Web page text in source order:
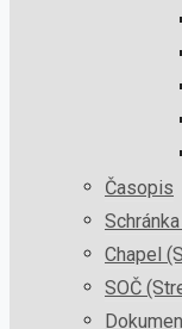
Časopis
Chapel
SOČ